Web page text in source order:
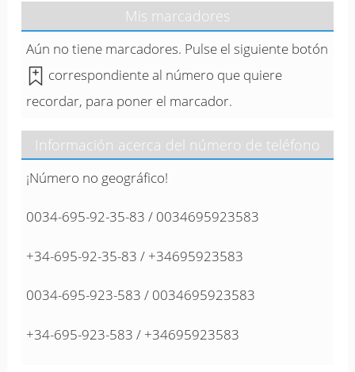
Mis marcadores
Aún no tiene marcadores. Pulse el siguiente botón
correspondiente al número que quiere
recordar, para poner el marcador.
Información acerca del número de teléfono
¡Número no geográfico!
0034-695-92-35-83 / 0034695923583
+34-695-92-35-83 / +34695923583
0034-695-923-583 / 0034695923583
+34-695-923-583 / +34695923583